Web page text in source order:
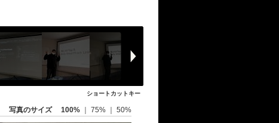
ショートカットキー
写真のサイズ 100% 75% 50%